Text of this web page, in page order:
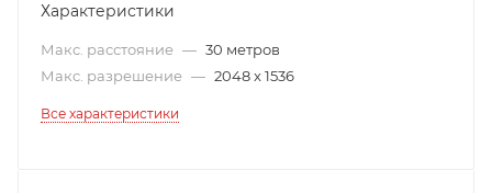
Характеристики
Макс. расстояние — 30 метров
Макс. разрешение — 2048 x 1536
Все характеристики